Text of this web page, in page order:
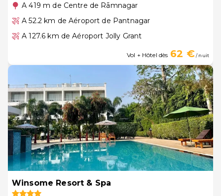
A 419 m de Centre de Rāmnagar
A 52.2 km de Aéroport de Pantnagar
A 127.6 km de Aéroport Jolly Grant
Vol + Hôtel dès 62 €/ nuit
Winsome Resort & Spa